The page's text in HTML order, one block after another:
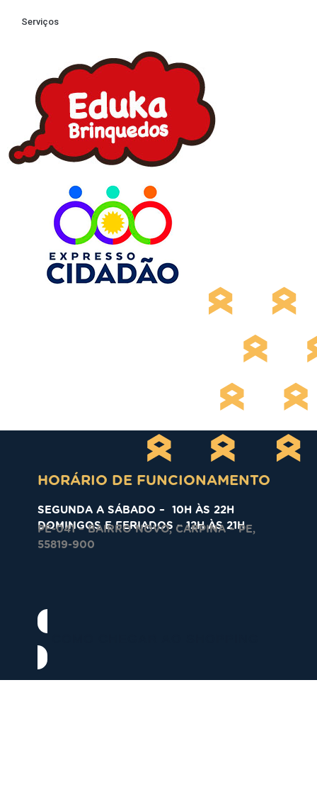
Serviços
HORÁRIO DE FUNCIONAMENTO
SEGUNDA A SÁBADO – 10H ÀS 22H
DOMINGOS E FERIADOS – 12H ÀS 21H
PE-041 – BAIRRO NOVO, CARPINA – PE,
55819-900